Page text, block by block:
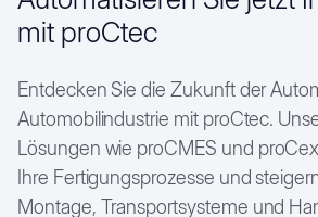
mit proCtec
Entdecken Sie die Zukunft der
Automobilindustrie mit proCtec.
Lösungen wie proCMES und
Ihre Fertigungsprozesse und
Montage, Transportsysteme und